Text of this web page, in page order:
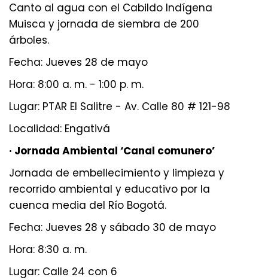
Canto al agua con el Cabildo Indígena
Muisca y jornada de siembra de 200
árboles.
Fecha: Jueves 28 de mayo
Hora: 8:00 a. m. - 1:00 p. m.
Lugar: PTAR El Salitre - Av. Calle 80 # 121-98
Localidad: Engativá
· Jornada Ambiental ‘Canal comunero’
Jornada de embellecimiento y limpieza y
recorrido ambiental y educativo por la
cuenca media del Río Bogotá.
Fecha: Jueves 28 y sábado 30 de mayo
Hora: 8:30 a. m.
Lugar: Calle 24 con 6